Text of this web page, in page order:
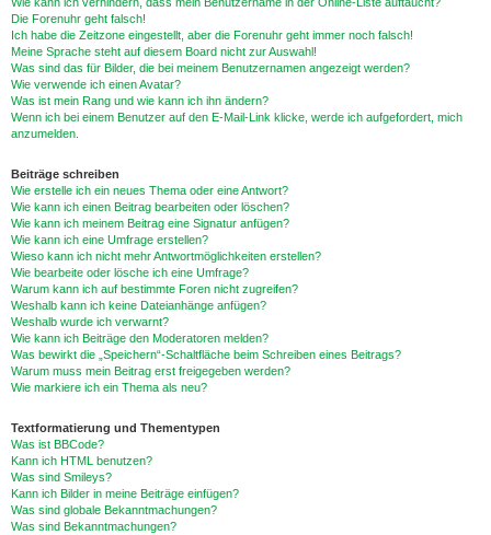
Die Forenuhr geht falsch!
Ich habe die Zeitzone eingestellt, aber die Forenuhr geht immer noch falsch!
Meine Sprache steht auf diesem Board nicht zur Auswahl!
Was sind das für Bilder, die bei meinem Benutzernamen angezeigt werden?
Wie verwende ich einen Avatar?
Was ist mein Rang und wie kann ich ihn ändern?
Wenn ich bei einem Benutzer auf den E-Mail-Link klicke, werde ich aufgefordert, mich
anzumelden.
Beiträge schreiben
Wie erstelle ich ein neues Thema oder eine Antwort?
Wie kann ich einen Beitrag bearbeiten oder löschen?
Wie kann ich meinem Beitrag eine Signatur anfügen?
Wie kann ich eine Umfrage erstellen?
Wieso kann ich nicht mehr Antwortmöglichkeiten erstellen?
Wie bearbeite oder lösche ich eine Umfrage?
Warum kann ich auf bestimmte Foren nicht zugreifen?
Weshalb kann ich keine Dateianhänge anfügen?
Weshalb wurde ich verwarnt?
Wie kann ich Beiträge den Moderatoren melden?
Was bewirkt die „Speichern“-Schaltfläche beim Schreiben eines Beitrags?
Warum muss mein Beitrag erst freigegeben werden?
Wie markiere ich ein Thema als neu?
Textformatierung und Thementypen
Was ist BBCode?
Kann ich HTML benutzen?
Was sind Smileys?
Kann ich Bilder in meine Beiträge einfügen?
Was sind globale Bekanntmachungen?
Was sind Bekanntmachungen?